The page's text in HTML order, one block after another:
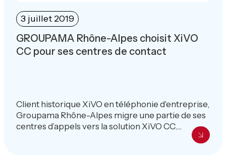
3 juillet 2019
GROUPAMA Rhône-Alpes choisit XiVO
CC pour ses centres de contact
Client historique XiVO en téléphonie d'entreprise,
Groupama Rhône-Alpes migre une partie de ses
centres d’appels vers la solution XiVO CC....